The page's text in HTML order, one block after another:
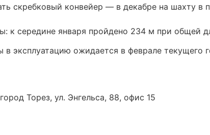
скребковый конвейер — в декабре на шахту в
к середине января пройдено 234 м при общей
эксплуатацию ожидается в феврале текущего
Торез, ул. Энгельса, 88, офис 15